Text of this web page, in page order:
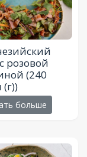
розовой
(240
больше